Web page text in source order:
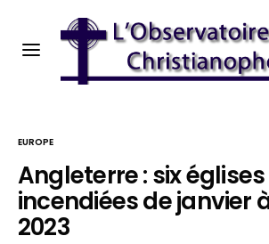
EUROPE
Angleterre : six églises
incendiées de janvier
2023